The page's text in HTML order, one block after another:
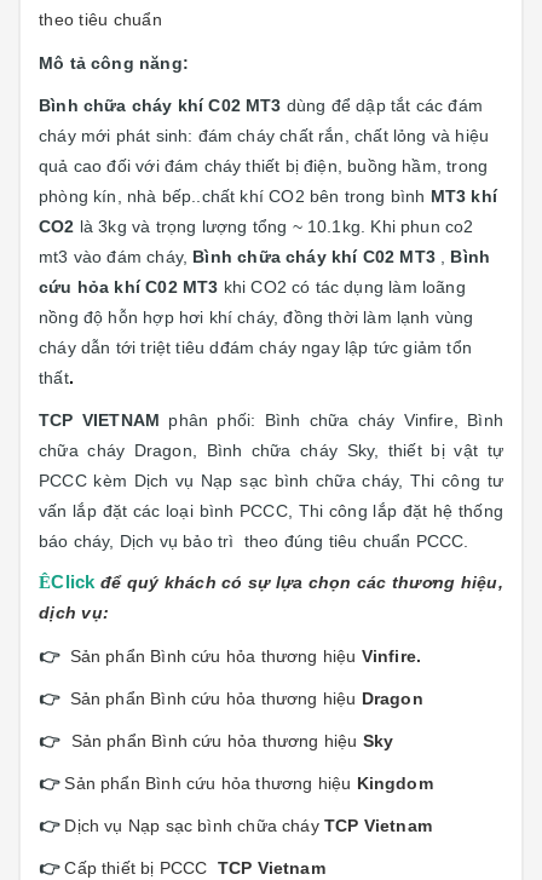
theo tiêu chuẩn
Mô tả công năng:
Bình chữa cháy khí C02 MT3 dùng để dập tắt các đám
cháy mới phát sinh: đám cháy chất rắn, chất lỏng và hiệu
quả cao đối với đám cháy thiết bị điện, buồng hầm, trong
phòng kín, nhà bếp..chất khí CO2 bên trong bình MT3 khí
CO2 là 3kg và trọng lượng tổng ~ 10.1kg. Khi phun co2
mt3 vào đám cháy, Bình chữa cháy khí C02 MT3, Bình
cứu hỏa khí C02 MT3 khi CO2 có tác dụng làm loãng
nồng độ hỗn hợp hơi khí cháy, đồng thời làm lạnh vùng
cháy dẫn tới triệt tiêu dđám cháy ngay lập tức giảm tổn
thất.
TCP VIETNAM phân phối: Bình chữa cháy Vinfire, Bình
chữa cháy Dragon, Bình chữa cháy Sky, thiết bị vật tự
PCCC kèm Dịch vụ Nạp sạc bình chữa cháy, Thi công tư
vấn lắp đặt các loại bình PCCC, Thi công lắp đặt hệ thống
báo cháy, Dịch vụ bảo trì theo đúng tiêu chuẩn PCCC.
ÊClick để quý khách có sự lựa chọn các thương hiệu,
dịch vụ:
👉 Sản phẩn Bình cứu hỏa thương hiệu Vinfire.
👉 Sản phẩn Bình cứu hỏa thương hiệu Dragon
👉 Sản phẩn Bình cứu hỏa thương hiệu Sky
👉Sản phẩn Bình cứu hỏa thương hiệu Kingdom
👉 Dịch vụ Nạp sạc bình chữa cháy TCP Vietnam
👉Cấp thiết bị PCCC TCP Vietnam